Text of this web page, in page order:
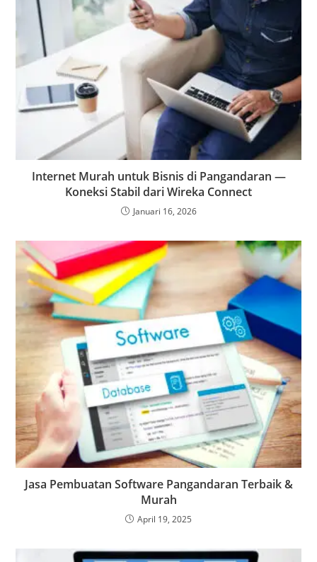
Internet Murah untuk Bisnis di Pangandaran —
Koneksi Stabil dari Wireka Connect
Januari 16, 2026
Jasa Pembuatan Software Pangandaran Terbaik &
Murah
April 19, 2025